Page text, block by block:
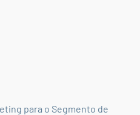
para o Segmento de